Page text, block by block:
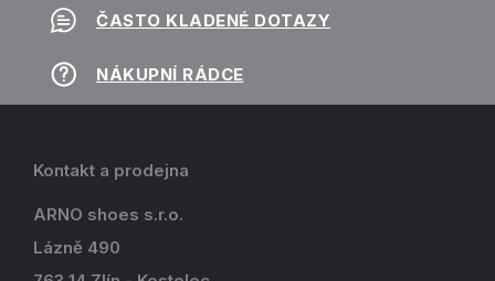
ČASTO KLADENÉ DOTAZY
NÁKUPNÍ RÁDCE
Kontakt a prodejna
ARNO shoes s.r.o.
Lázně 490